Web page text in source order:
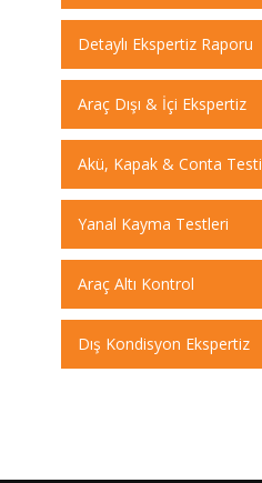
Detaylı Ekspertiz Raporu
Araç Dışı & İçi Ekspertiz
Akü, Kapak & Conta Testi
Yanal Kayma Testleri
Araç Altı Kontrol
Dış Kondisyon Ekspertiz